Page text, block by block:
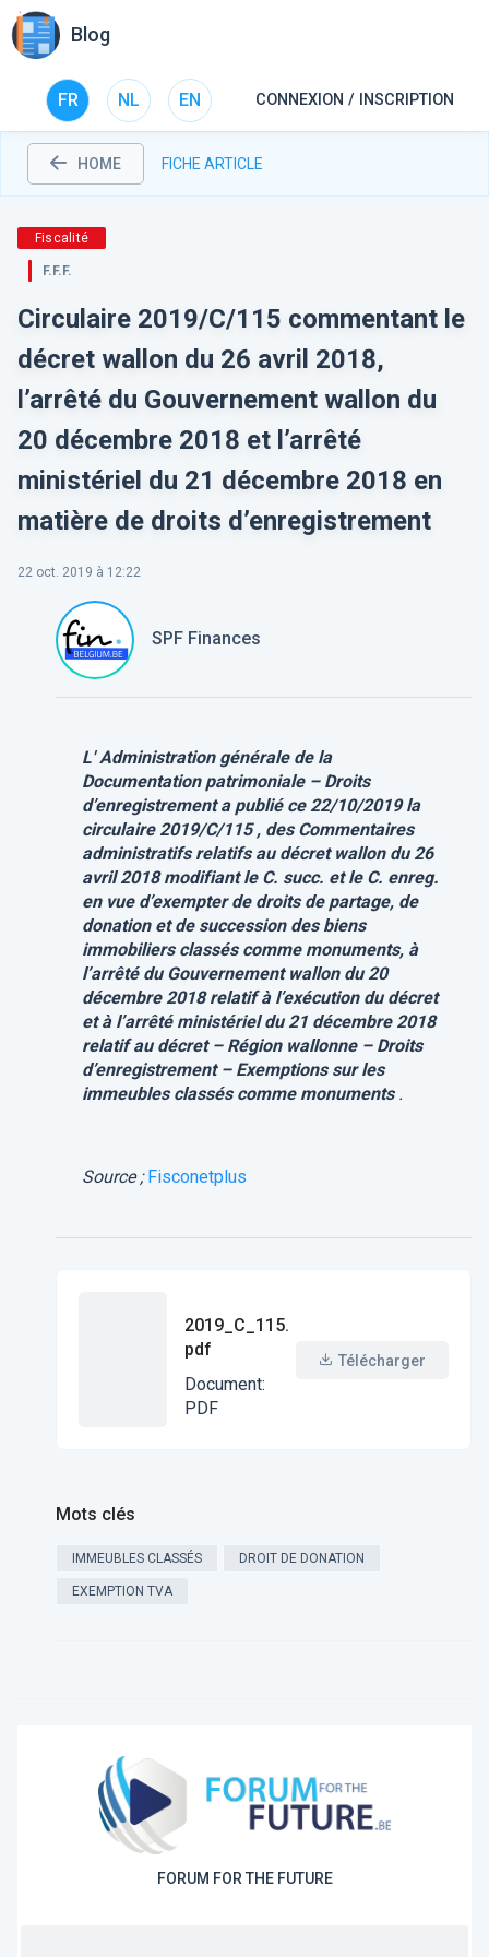
Blog
FR NL EN CONNEXION / INSCRIPTION
HOME FICHE ARTICLE
Fiscalité
F.F.F.
Circulaire 2019/C/115 commentant le
décret wallon du 26 avril 2018,
l’arrêté du Gouvernement wallon du
20 décembre 2018 et l’arrêté
ministériel du 21 décembre 2018 en
matière de droits d’enregistrement
22 oct. 2019 à 12:22
SPF Finances
L' Administration générale de la
Documentation patrimoniale – Droits
d’enregistrement a publié ce 22/10/2019 la
circulaire 2019/C/115 , desCommentaires
administratifs relatifs au décret wallon du 26
avril 2018 modifiant le C. succ. et le C. enreg.
en vue d’exempter de droits de partage, de
donation et de succession des biens
immobiliers classés comme monuments, à
l’arrêté du Gouvernement wallon du 20
décembre 2018 relatif à l’exécution du décret
et à l’arrêté ministériel du 21 décembre 2018
relatif au décret – Région wallonne – Droits
d’enregistrement – Exemptions sur les
immeubles classés comme monuments.
Source ;Fisconetplus
2019_C_115.
pdf
Document:
PDF
Télécharger
Mots clés
IMMEUBLES CLASSÉS DROIT DE DONATION
EXEMPTION TVA
FORUM FOR THE FUTURE